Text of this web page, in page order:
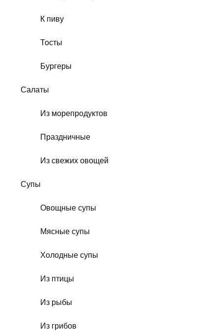
К пиву
Тосты
Бургеры
Салаты
Из морепродуктов
Праздничные
Из свежих овощей
Супы
Овощные супы
Мясные супы
Холодные супы
Из птицы
Из рыбы
Из грибов